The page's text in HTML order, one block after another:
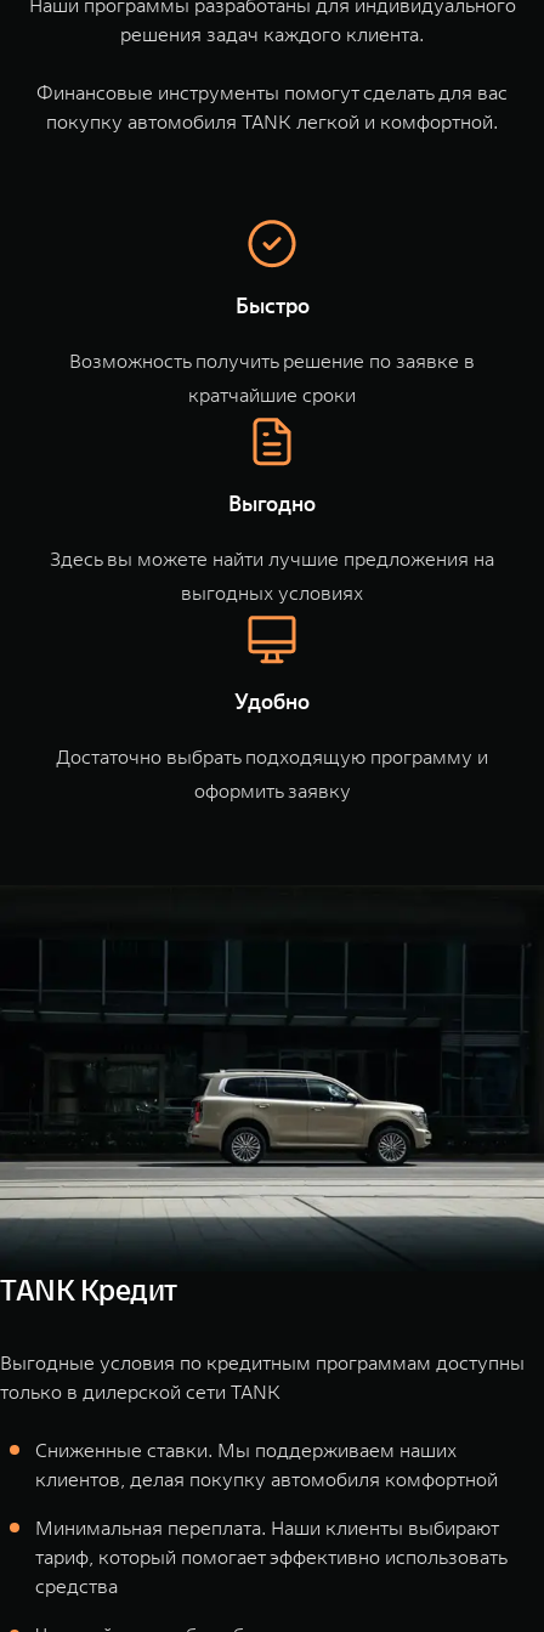
TANK 500
от 6 499 000 ₽
TANK 700
Сила признания
от 10 199 000 ₽
от 6 149 000 ₽
WEY 05
от 5 699 000 ₽
WEY 80
Масштаб возможностей
WEY 80 Лаундж
Масштаб возможностей
от 8 099 000 ₽
TANK Финансы
TANK ФИНАНСЫ
Сервис
Моторные масла
Наши программы разработаны для индивидуального
решения задач каждого клиента.⁣⁣⁣⁣
Финансовые инструменты помогут сделать для вас
покупку автомобиля TANK легкой и комфортной.
Быстро
Возможность получить решение по заявке в
кратчайшие сроки
Выгодно
Здесь вы можете найти лучшие предложения на
выгодных условиях
Удобно
Достаточно выбрать подходящую программу и
оформить заявку
TANK Кредит
Выгодные условия по кредитным программам доступны
только в дилерской сети TANK
Сниженные ставки. Мы поддерживаем наших
клиентов, делая покупку автомобиля комфортной
Минимальная переплата. Наши клиенты выбирают
тариф, который помогает эффективно использовать
средства